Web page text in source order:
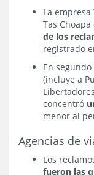
La empresa
Tas
de los
registrado
En
(incluye a
concentró
menor al
Agencias de
Los
fueron las